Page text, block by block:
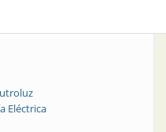
Eléctrica